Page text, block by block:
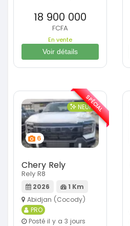
18 900 000
FCFA
En vente
Voir détails
6
NEUF
Chery Rely
Rely R8
2026
1 Km
Abidjan (Cocody)
PRO
Posté il y a 3 jours
SPÉCIAL